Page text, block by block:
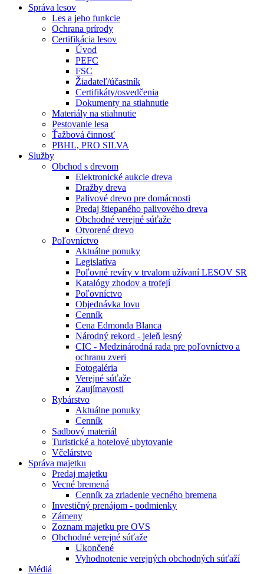
Správa lesov
Les a jeho funkcie
Ochrana prírody
Certifikácia lesov
Úvod
PEFC
FSC
Žiadateľ/účastník
Certifikáty/osvedčenia
Dokumenty na stiahnutie
Materiály na stiahnutie
Pestovanie lesa
Ťažbová činnosť
PBHL, PRO SILVA
Služby
Obchod s drevom
Elektronické aukcie dreva
Dražby dreva
Palivové drevo pre domácnosti
Predaj štiepaného palivového dreva
Obchodné verejné súťaže
Otvorené drevo
Poľovníctvo
Aktuálne ponuky
Legislatíva
Poľovné revíry v trvalom užívaní LESOV SR
Katalógy zhodov a trofejí
Poľovníctvo
Objednávka lovu
Cenník
Cena Edmonda Blanca
Národný rekord - jeleň lesný
CIC - Medzinárodná rada pre poľovníctvo a
ochranu zveri
Fotogaléria
Verejné súťaže
Zaujímavosti
Rybárstvo
Aktuálne ponuky
Cenník
Sadbový materiál
Turistické a hotelové ubytovanie
Včelárstvo
Správa majetku
Predaj majetku
Vecné bremená
Cenník za zriadenie vecného bremena
Investičný prenájom - podmienky
Zámeny
Zoznam majetku pre OVS
Obchodné verejné súťaže
Ukončené
Vyhodnotenie verejných obchodných súťaží
Médiá